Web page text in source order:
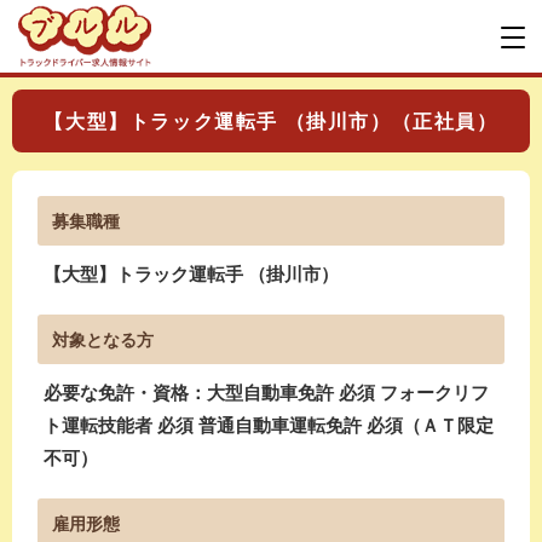
【大型】トラック運転手 （掛川市）（正社員）
募集職種
【大型】トラック運転手 （掛川市）
対象となる方
必要な免許・資格：大型自動車免許 必須 フォークリフ
ト運転技能者 必須 普通自動車運転免許 必須（ＡＴ限定
不可）
雇用形態